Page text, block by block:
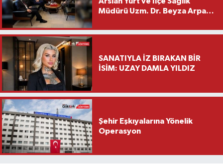
Müdürü Uzm. Dr. Beyza Arpacı
Ziyareti
SANATIYLA İZ BIRAKAN BİR
İSİM: UZAY DAMLA YILDIZ
Şehir Eşkıyalarına Yönelik
Operasyon